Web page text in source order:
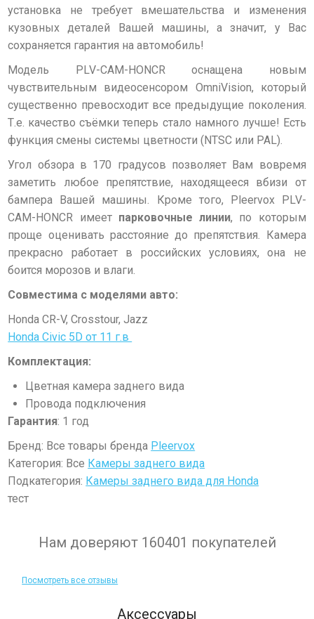
установка не требует вмешательства и изменения
кузовных деталей Вашей машины, а значит, у Вас
сохраняется гарантия на автомобиль!
Модель
PLV-CAM-HONCR оснащена новым
чувствительным видеосенсором OmniVision, который
существенно превосходит все предыдущие поколения.
Т.е. качество съёмки теперь стало намного лучше! Есть
функция смены системы цветности (NTSC или PAL).
Угол обзора в 170 градусов позволяет Вам вовремя
заметить любое препятствие, находящееся вбизи от
бампера Вашей машины. Кроме того, Pleervox PLV-
CAM-HONCR имеет парковочные линии, по которым
проще оценивать расстояние до препятствия. Камера
прекрасно работает в российских условиях, она не
боится морозов и влаги.
Совместима с моделями авто:
Honda CR-V, Crosstour, Jazz
Honda Civic 5D от 11 г.в
Комплектация:
Цветная камера заднего вида
Провода подключения
Гарантия: 1 год
Бренд: Все товары бренда Pleervox
Категория: Все Камеры заднего вида
Подкатегория: Камеры заднего вида для Honda
тест
Нам доверяют 160401 покупателей
Посмотреть все отзывы
Аксессуары